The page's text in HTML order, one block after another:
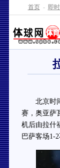
首页 - 即
北京时间1
赛，奥亚萨
机后由拉什
巴萨客场1-